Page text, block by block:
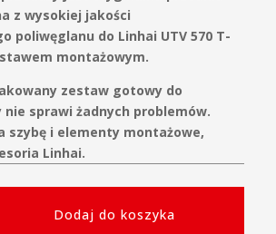
z wysokiej jakości
poliwęglanu do Linhai UTV 570 T-
montażowym.
zestaw gotowy do
sprawi żadnych problemów.
szybę i elementy montażowe,
Linhai.
Dodaj do koszyka